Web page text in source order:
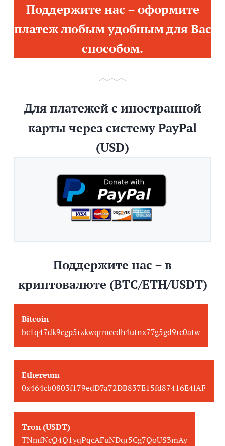
Поддержите нас – оформите
платеж любым удобным для Вас
способом.
Для платежей с иностранной
карты через систему PayPal
(USD)
Поддержите нас – в
криптовалюте (BTC/ETH/USDT)
Bitcoin
bc1q47dk9cgp5rzkwqrmccdh4utnx77g5gd9rc0atw
Ethereum
0x464cb0803f179edD7a72DB837E15fd87416E4fAF
Tron (USDT)
TNmfNcQ4Q1yqPqcAFuNDqr5Cg7QoUS3mAy